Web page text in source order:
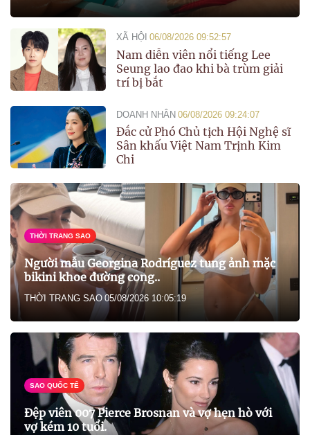
XÃ HỘI 06/08/2026 09:52:57
Nam diễn viên nổi tiếng Lee
Seung lao đao khi bà trùm giải
trí bị bắt
DOANH NHÂN 06/08/2026 09:24:07
Đắc cử Phó Chủ tịch Hội Nghệ sĩ
Sân khấu Việt Nam Trịnh Kim
Chi
THỜI TRANG SAO
Người mẫu Georgina Rodríguez tung ảnh mặc
bikini khoe đường cong..
THỜI TRANG SAO 05/08/2026 10:05:19
SAO QUỐC TẾ
Đệp viên 007 Pierce Brosnan và vợ hẹn hò với
vợ kém 10 tuổi.